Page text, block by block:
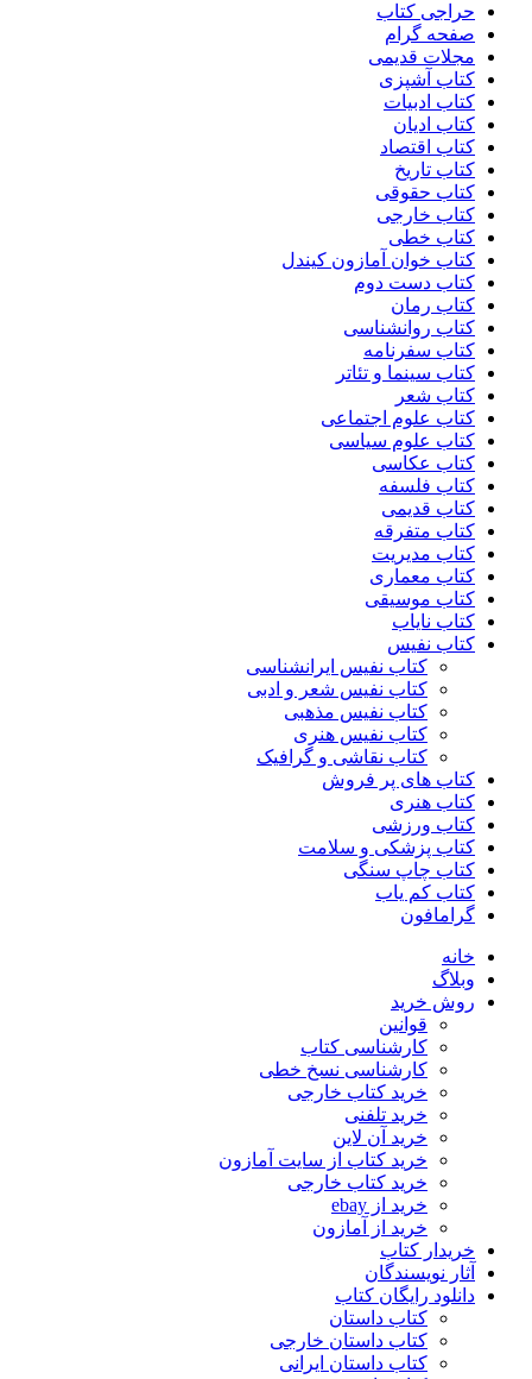
حراجی کتاب
صفحه گرام
مجلات قدیمی
کتاب آشپزی
کتاب ادبیات
کتاب ادیان
کتاب اقتصاد
کتاب تاریخ
کتاب حقوقی
کتاب خارجی
کتاب خطی
کتاب خوان آمازون کیندل
کتاب دست دوم
کتاب رمان
کتاب روانشناسی
کتاب سفرنامه
کتاب سینما و تئاتر
کتاب شعر
کتاب علوم اجتماعی
کتاب علوم سیاسی
کتاب عکاسی
کتاب فلسفه
کتاب قدیمی
کتاب متفرقه
کتاب مدیریت
کتاب معماری
کتاب موسیقی
کتاب نایاب
کتاب نفیس
کتاب نفیس ایرانشناسی
کتاب نفیس شعر و ادبی
کتاب نفیس مذهبی
کتاب نفیس هنری
کتاب نقاشی و گرافیک
کتاب های پر فروش
کتاب هنری
کتاب ورزشی
کتاب پزشکی و سلامت
کتاب چاپ سنگی
کتاب کم یاب
گرامافون
خانه
وبلاگ
روش خرید
قوانین
کارشناسی کتاب
کارشناسی نسخ خطی
خرید کتاب خارجی
خرید تلفنی
خرید آن لاین
خرید کتاب از سایت آمازون
خرید کتاب خارجی
خرید از ebay
خرید از آمازون
خریدار کتاب
آثار نویسندگان
دانلود رایگان کتاب
کتاب داستان
کتاب داستان خارجی
کتاب داستان ایرانی